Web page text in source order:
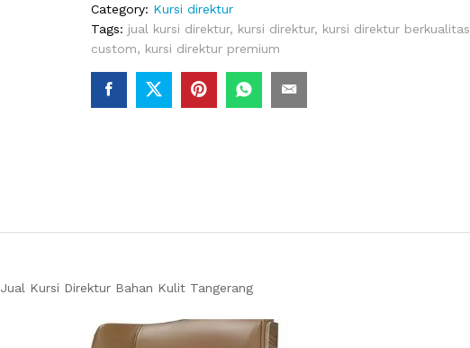
Tangerang
quantity
Category: Kursi direktur
Tags: jual kursi direktur, kursi direktur, kursi direktur berkualitas
custom, kursi direktur premium
Jual Kursi Direktur Bahan Kulit Tangerang